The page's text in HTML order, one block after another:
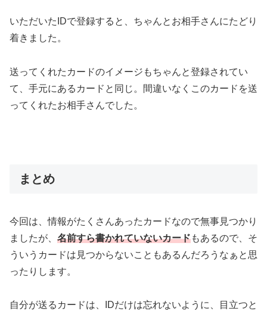
いただいたIDで登録すると、ちゃんとお相手さんにたどり
着きました。
送ってくれたカードのイメージもちゃんと登録されてい
て、手元にあるカードと同じ。間違いなくこのカードを送
ってくれたお相手さんでした。
まとめ
今回は、情報がたくさんあったカードなので無事見つかり
ましたが、 名前すら書かれていないカードもあるので、そ
ういうカードは見つからないこともあるんだろうなぁと思
ったりします。
自分が送るカードは、IDだけは忘れないように、目立つと